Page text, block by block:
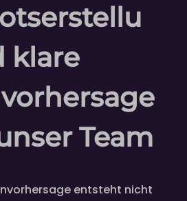
klare
Team
entsteht nicht